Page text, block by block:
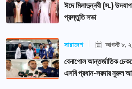
ঈদে মিলাদুন্নবী (স.)
প্রস্তুতি সভা
সারাদেশ আগস্ট ৮,
বেনাপোল আন্তর্জাতিক
এসবি প্রধান-সরদার নুরুল